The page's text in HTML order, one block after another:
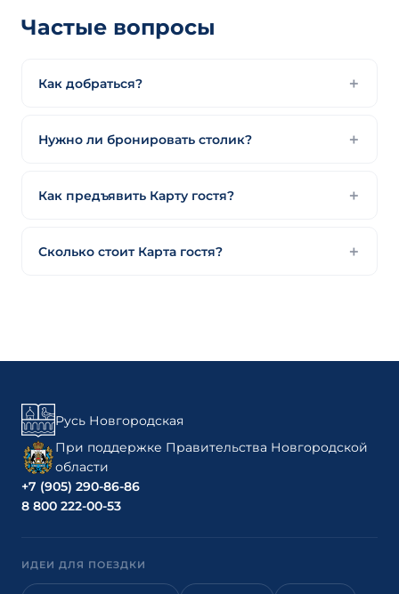
Частые вопросы
Как добраться?
Нужно ли бронировать столик?
Как предъявить Карту гостя?
Сколько стоит Карта гостя?
Русь Новгородская
При поддержке Правительства Новгородской
области
+7 (905) 290-86-86
8 800 222-00-53
ИДЕИ ДЛЯ ПОЕЗДКИ